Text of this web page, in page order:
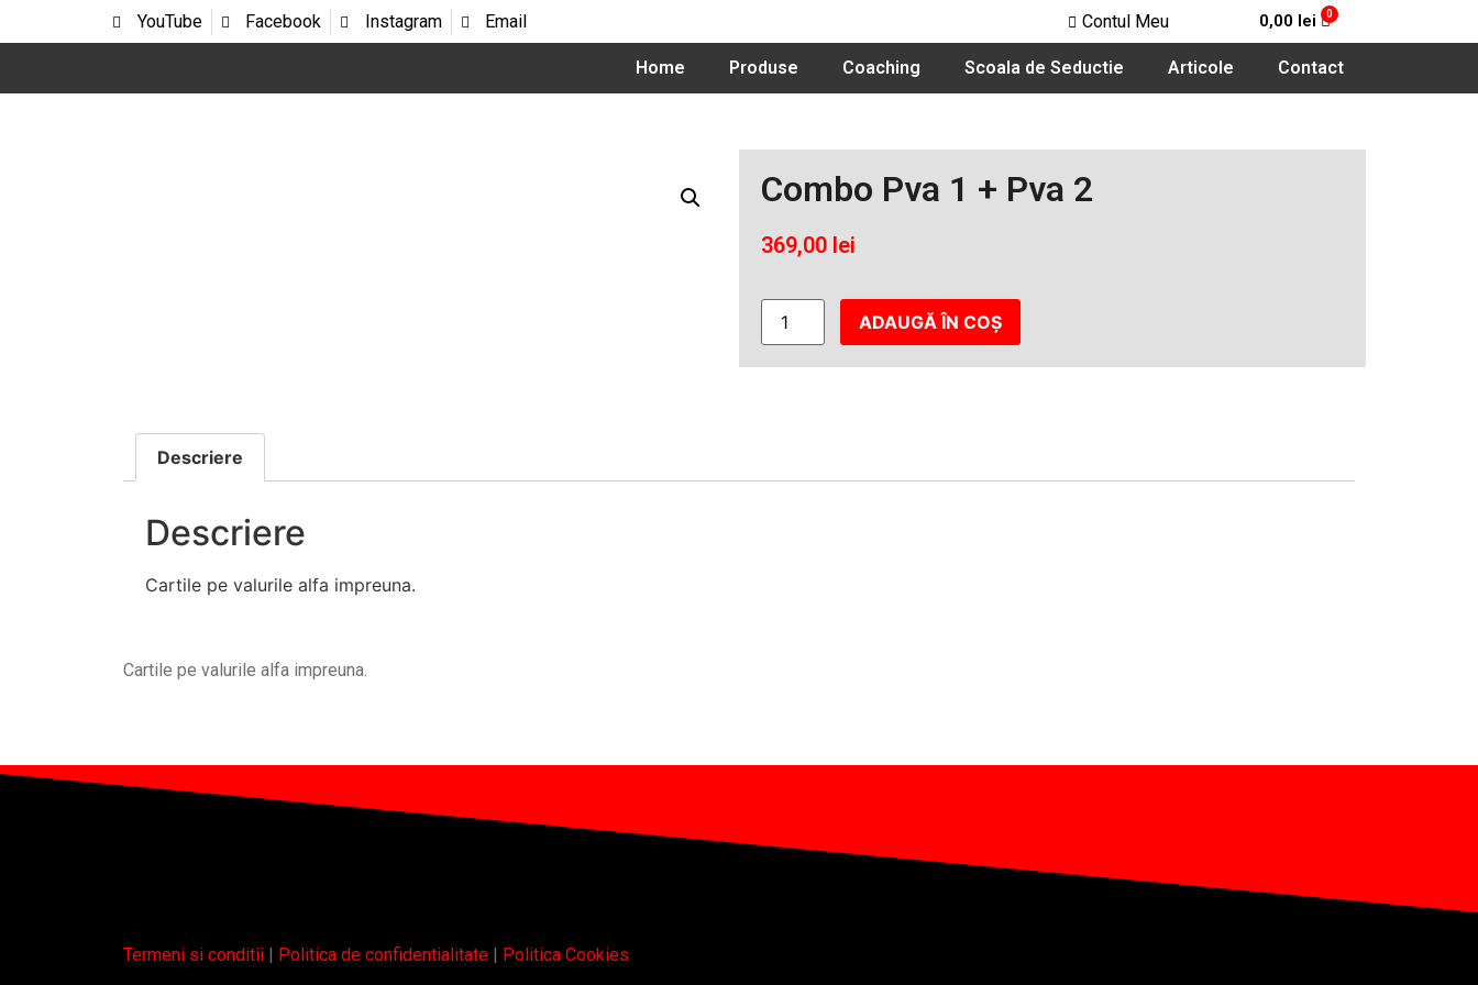
YouTube Facebook Instagram Email Contul Meu 0,00 lei
Home Produse Coaching Scoala de Seductie Articole Contact
Combo Pva 1 + Pva 2
369,00 lei
ADAUGĂ ÎN COȘ
Descriere
Descriere
Cartile pe valurile alfa impreuna.
Cartile pe valurile alfa impreuna.
Termeni si conditii | Politica de confidentialitate | Politica Cookies